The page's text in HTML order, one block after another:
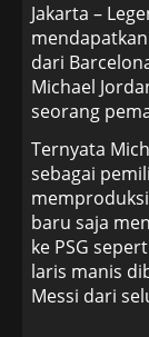
Jakarta –
dari
Michael
seorang
Ternyata
sebagai
baru saja
ke PSG
laris manis
Messi dari